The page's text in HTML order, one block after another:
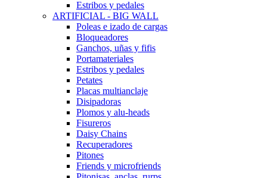
Estribos y pedales
ARTIFICIAL - BIG WALL
Poleas e izado de cargas
Bloqueadores
Ganchos, uñas y fifis
Portamateriales
Estribos y pedales
Petates
Placas multianclaje
Disipadoras
Plomos y alu-heads
Fisureros
Daisy Chains
Recuperadores
Pitones
Friends y microfriends